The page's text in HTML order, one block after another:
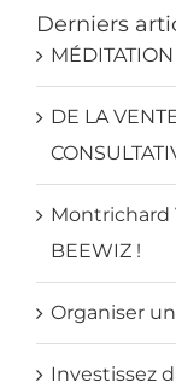
Derniers
DE LA
Montrichard
BEEWIZ !
Organiser
Investissez